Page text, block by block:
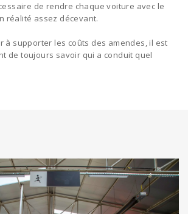
de rendre chaque voiture avec le
réalité assez décevant.
à supporter les coûts des amendes, il est
de toujours savoir qui a conduit quel